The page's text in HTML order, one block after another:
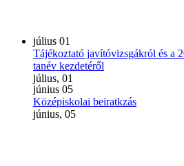
július 01
Tájékoztató javítóvizsgákról és a
tanév kezdetéről
július, 01
június 05
Középiskolai beiratkzás
június, 05